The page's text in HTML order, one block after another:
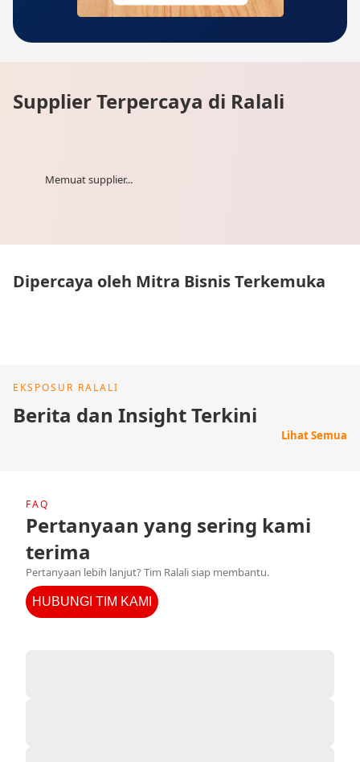
Supplier Terpercaya di Ralali
Memuat supplier...
Dipercaya oleh Mitra Bisnis Terkemuka
EKSPOSUR RALALI
Berita dan Insight Terkini
Lihat Semua
FAQ
Pertanyaan yang sering kami
terima
Pertanyaan lebih lanjut? Tim Ralali siap membantu.
HUBUNGI TIM KAMI